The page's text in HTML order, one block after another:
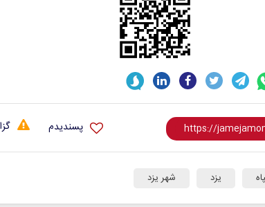
پسندیدم
یزد شهر یزد